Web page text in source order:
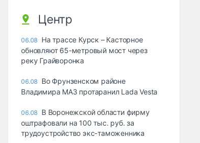
Центр
06.08 На трассе Курск – Касторное
обновляют 65-метровый мост через
реку Грайворонка
06.08 Во Фрунзенском районе
Владимира МАЗ протаранил Lada Vesta
06.08 В Воронежской области фирму
оштрафовали на 100 тыс. руб. за
трудоустройство экс-таможенника